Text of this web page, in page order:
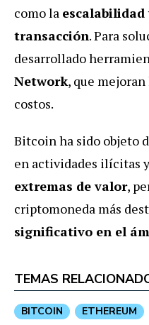
como la escalabilidad
transacción. Para
desarrollado
Network, que
costos.
Bitcoin ha sido objeto
en actividades ilícitas
extremas de valor,
criptomoneda más
significativo en el
TEMAS
BITCOIN ETHEREUM